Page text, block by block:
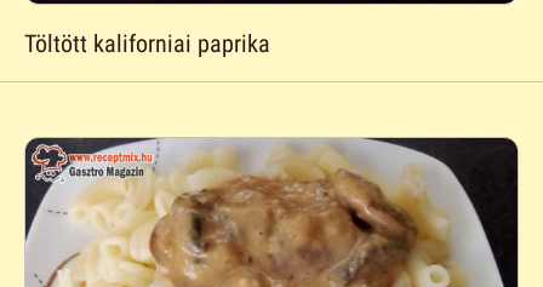
Töltött kaliforniai paprika